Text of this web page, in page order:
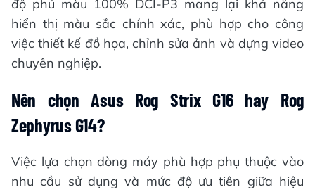
độ phủ màu 100% DCI-P3 mang lại khả năng
hiển thị màu sắc chính xác, phù hợp cho công
việc thiết kế đồ họa, chỉnh sửa ảnh và dựng video
chuyên nghiệp.
Nên chọn Asus Rog Strix G16 hay Rog
Zephyrus G14?
Việc lựa chọn dòng máy phù hợp phụ thuộc vào
nhu cầu sử dụng và mức độ ưu tiên giữa hiệu